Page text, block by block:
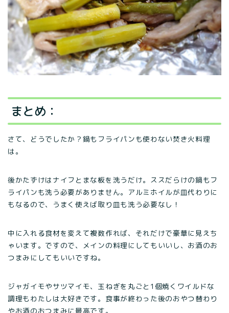
まとめ：
さて、どうでしたか？鍋もフライパンも使わない焚き火料理
は。
後かたずけはナイフとまな板を洗うだけ。ススだらけの鍋もフ
ライパンも洗う必要がありません。アルミホイルが皿代わりに
もなるので、うまく使えば取り皿も洗う必要なし！
中に入れる食材を変えて複数作れば、それだけで豪華に見えち
ゃいます。ですので、メインの料理にしてもいいし、お酒のお
つまみにしてもいいですね。
ジャガイモやサツマイモ、玉ねぎを丸ごと1個焼くワイルドな
調理もわたしは大好きです。食事が終わった後のおやつ替わり
やお酒のおつまみに最高です。